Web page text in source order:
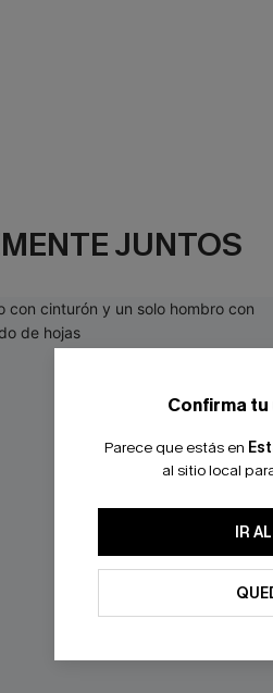
JUNTOS
Confirma tu
Parece que estás en
al sitio local
IR